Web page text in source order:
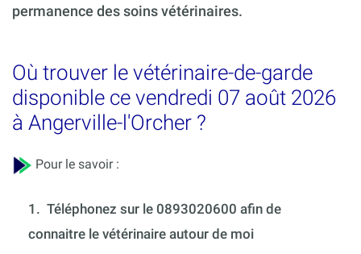
permanence des soins vétérinaires.
Où trouver le vétérinaire-de-garde
disponible ce vendredi 07 août 2026
à Angerville-l'Orcher ?
Pour le savoir :
1. Téléphonez sur le 0893020600 afin de
connaitre le vétérinaire autour de moi